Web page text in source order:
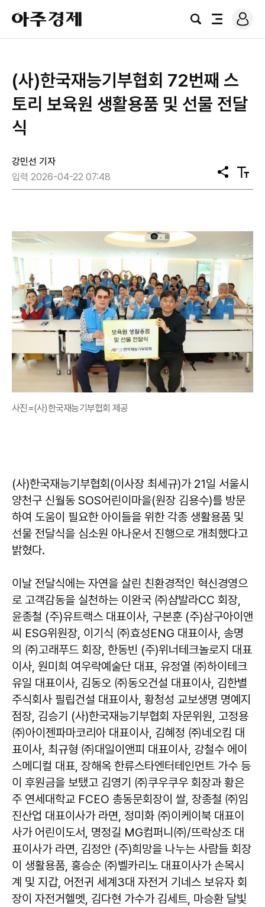
아
주
경
검
전
로
그
(사)한국재능기부협회 72번째 스
토리 보육원 생활용품 및 선물 전달
식
강민선 기자
입력 2026-04-22 07:48
공
유
텍
스
사진=(사)한국재능기부협회 제공
(사)한국재능기부협회(이사장 최세규)가 21일 서울시
양천구 신월동 SOS어린이마을(원장 김용수)를 방문
하여 도움이 필요한 아이들을 위한 각종 생활용품 및
선물 전달식을 심소원 아나운서 진행으로 개최했다고
밝혔다.
이날 전달식에는 자연을 살린 친환경적인 혁신경영으
로 고객감동을 실천하는 이완국 ㈜샴발라CC 회장,
윤종철 (주)유트랙스 대표이사, 구본훈 (주)삼구아이앤
씨 ESG위원장, 이기식 ㈜효성ENG 대표이사, 송명
의 ㈜고래푸드 회장, 한동빈 (주)위너테크놀로지 대표
이사, 원미희 여우락예술단 대표, 유정열 ㈜하이테크
유일 대표이사, 김동오 ㈜동오건설 대표이사, 김한별
주식회사 필립건설 대표이사, 황청성 교보생명 명예지
점장, 김승기 (사)한국재능기부협회 자문위원, 고정용
㈜아이젠파마코리아 대표이사, 김혜정 ㈜네오킴 대
표이사, 최규형 ㈜대일이앤피 대표이사, 강철수 에이
스메디컬 대표, 장해옥 한류스타엔터테인먼트 가수 등
이 후원금을 보탰고 김영기 ㈜쿠우쿠우 회장과 황은
주 연세대학교 FCEO 총동문회장이 쌀, 장종철 ㈜임
진산업 대표이사가 라면, 정미화 ㈜이케이북 대표이
사가 어린이도서, 명정길 MG컴퍼니㈜/뜨락상조 대
표이사가 라면, 김정안 (주)희망을 나누는 사람들 회장
이 생활용품, 홍승순 ㈜벨카리노 대표이사가 손목시
계 및 지갑, 어전귀 세계3대 자전거 기네스 보유자 회
장이 자전거헬멧, 김다현 가수가 김세트, 마승환 달빛